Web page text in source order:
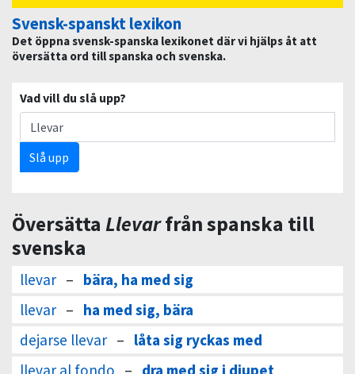
Svensk-spanskt lexikon
Det öppna svensk-spanska lexikonet där vi hjälps åt att
översätta ord till spanska och svenska.
Vad vill du slå upp?
Slå upp
Översätta Llevarfrån spanska till
svenska
llevar – bära, ha med sig
llevar – ha med sig, bära
dejarse llevar – låta sig ryckas med
llevar al fondo – dra med sig i djupet